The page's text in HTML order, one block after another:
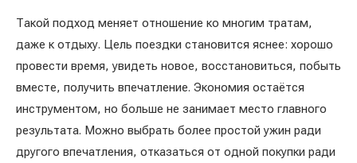
Такой подход меняет отношение ко многим тратам,
даже к отдыху. Цель поездки становится яснее: хорошо
провести время, увидеть новое, восстановиться, побыть
вместе, получить впечатление. Экономия остаётся
инструментом, но больше не занимает место главного
результата. Можно выбрать более простой ужин ради
другого впечатления, отказаться от одной покупки ради